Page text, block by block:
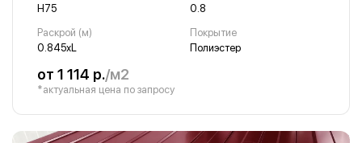
Н75
0.8
Раскрой (м)
0.845хL
Покрытие
Полиэстер
от 1 114 р./м2
*актуальная цена по запросу